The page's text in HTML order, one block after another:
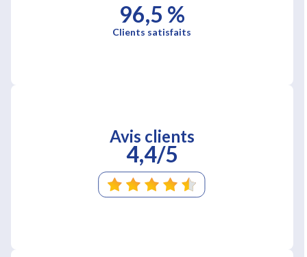
96,5 %
Clients satisfaits
Avis clients
4,4/5